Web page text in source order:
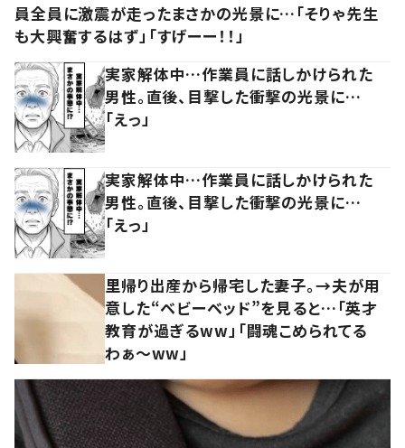
員全員に激震が走ったまさかの光景に…「そりゃ先生
も大興奮するはず」「すげーー！！」
実家解体中…作業員に話しかけられた
男性。直後、目撃した衝撃の光景に…
「えっ」
実家解体中…作業員に話しかけられた
男性。直後、目撃した衝撃の光景に…
「えっ」
里帰り出産から帰宅した妻子。→夫が用
意した“ベビーベッド”を見ると…「英才
教育が過ぎるww」「闘魂こめられてる
わぁ～ww」